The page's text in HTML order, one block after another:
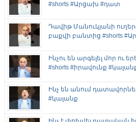
#shorts #Արցախ #դատ
Դավիթ Մանուկյանի
բաքվի բանտից #shorts
Ինչու են արգելել մոր ու
#shorts #իրավունք
Ինչ են անում
#կալանք